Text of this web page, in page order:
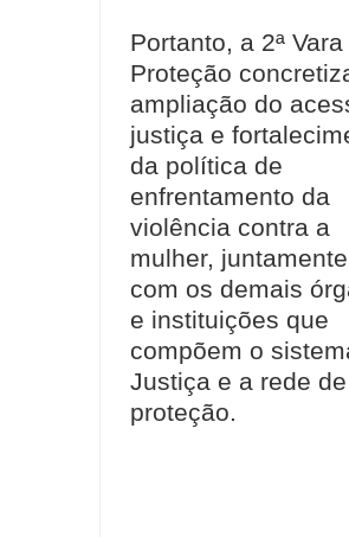
Portanto, a 2ª Vara
Proteção
ampliação do
justiça e
da política de
enfrentamento da
violência contra a
mulher, juntamente
com os demais
e instituições que
compõem o
Justiça e a rede de
proteção.